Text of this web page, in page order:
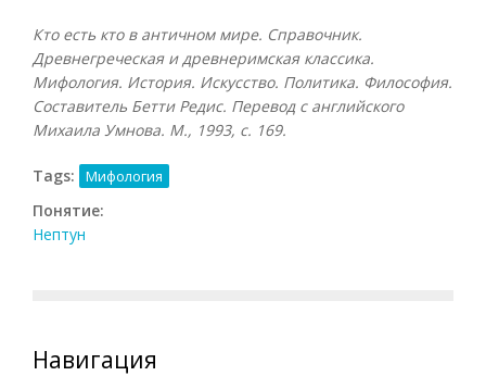
Кто есть кто в античном мире. Справочник.
Древнегреческая и древнеримская классика.
Мифология. История. Искусство. Политика. Философия.
Составитель Бетти Редис. Перевод с английского
Михаила Умнова. М., 1993, с. 169.
Tags: Мифология
Понятие:
Нептун
Навигация